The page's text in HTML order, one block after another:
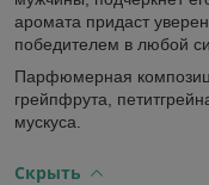
аромата придаст
победителем в любой
Парфюмерная
грейпфрута,
мускуса.
Скрыть